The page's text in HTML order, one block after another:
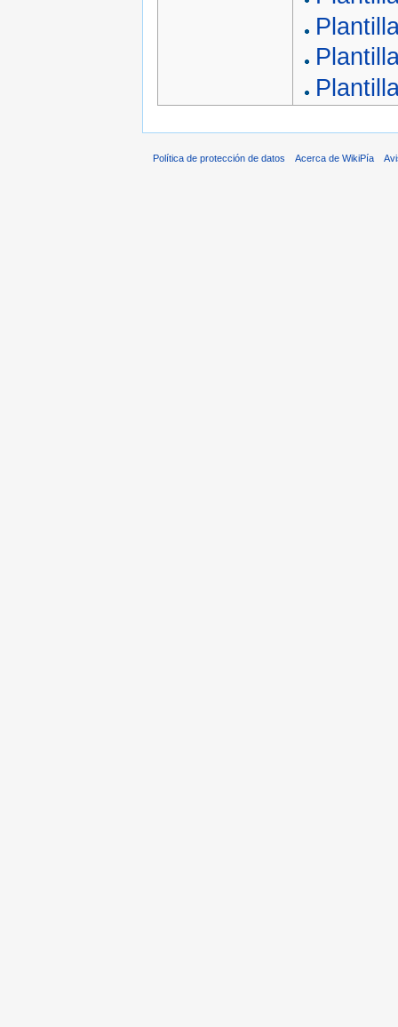
Política de protección de datos Acerca de WikiPía